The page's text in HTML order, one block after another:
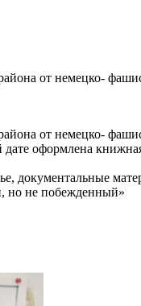
от немецко-
от немецко-
оформлена
документальные
но не побежденный»​